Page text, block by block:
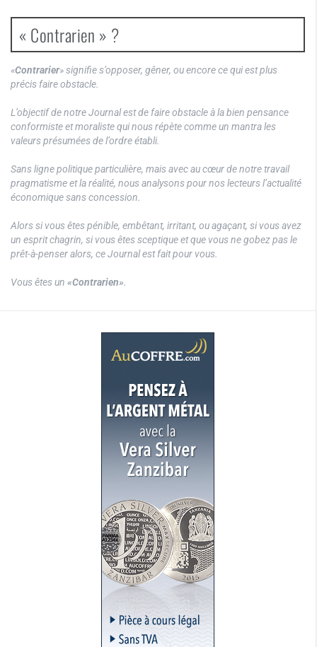
« Contrarien » ?
«Contrarier» signifie s’opposer, gêner, ou encore ce qui est plus
précis faire obstacle.
L’objectif de notre Journal est de faire obstacle à la bien pensance
conformiste et moraliste qui nous répète comme un mantra les
valeurs présumées de l’ordre établi.
Sans ligne politique particulière, mais avec au cœur de notre travail
pragmatisme et la réalité, nous analysons pour nos lecteurs l’actualité
économique sans concession.
Alors si vous êtes pénible, embêtant, irritant, ou agaçant, si vous avez
un esprit chagrin, si vous êtes sceptique et que vous ne gobez pas le
prêt-à-penser alors, ce Journal est fait pour vous.
Vous êtes un «Contrarien».